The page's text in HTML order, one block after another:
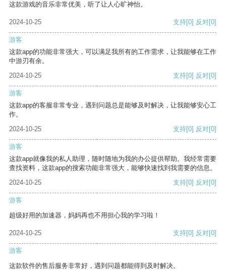
这款游戏的音乐非常优美，听了让人心旷神怡。
2024-10-25 支持[0] 反对[0]
游客
这款app的功能非常强大，可以满足我所有的工作需求，让我能够在工作
中游刃有余。
2024-10-25
支持[0] 反对[0]
游客
这款app的客服非常专业，遇到问题总是能够及时解决，让我能够安心工
作。
2024-10-25
支持[0] 反对[0]
游客
这款app就像我的私人助理，随时随地为我的办公提供帮助。我经常需要
查找资料，这款app的搜索功能非常强大，能够快速找到我需要的信息。
2024-10-25
支持[0] 反对[0]
游客
超级好用的加速器，妈妈再也不用担心我的学习啦！
2024-10-25 支持[0] 反对[0]
游客
这款软件的售后服务非常好，遇到问题都能得到及时解决。